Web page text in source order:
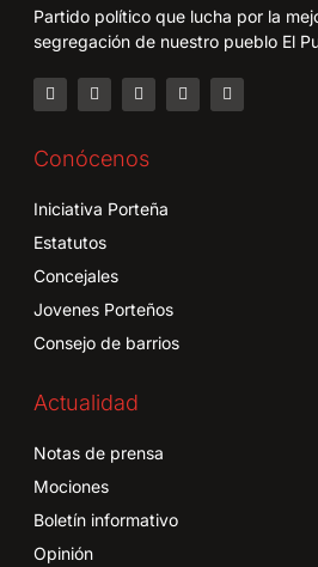
Partido político que lucha por la
segregación de nuestro pueblo El
Conócenos
Iniciativa Porteña
Estatutos
Concejales
Jovenes Porteños
Consejo de barrios
Actualidad
Notas de prensa
Mociones
Boletín informativo
Opinión